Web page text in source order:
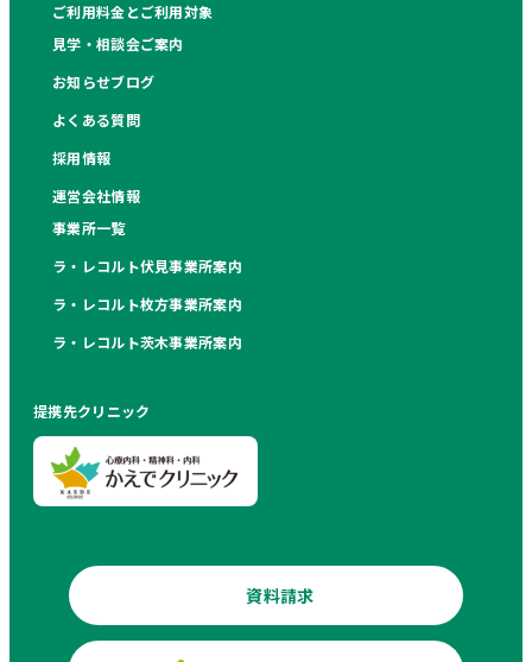
ご利用料金とご利用対象
見学・相談会ご案内
お知らせブログ
よくある質問
採用情報
運営会社情報
事業所一覧
ラ・レコルト伏見事業所案内
ラ・レコルト枚方事業所案内
ラ・レコルト茨木事業所案内
提携先クリニック
資料請求